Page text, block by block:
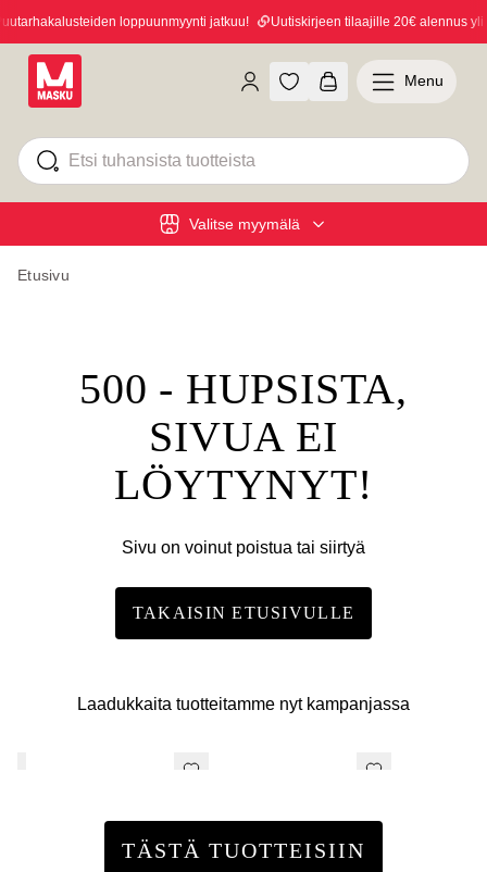
loppuunmyynti jatkuu! Uutiskirjeen tilaajille 20€ alennus yli
Valitse myymälä
Menu
Etusivu
500 - HUPSISTA,
SIVUA EI
LÖYTYNYT!
Sivu on voinut poistua tai siirtyä
TAKAISIN ETUSIVULLE
Laadukkaita tuotteitamme nyt kampanjassa
TÄSTÄ TUOTTEISIIN